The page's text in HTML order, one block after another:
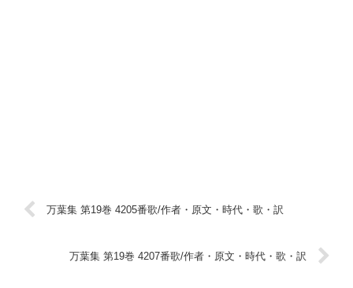
万葉集 第19巻 4205番歌/作者・原文・時代・歌・訳
万葉集 第19巻 4207番歌/作者・原文・時代・歌・訳